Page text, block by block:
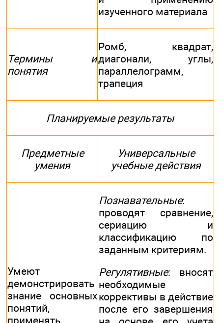
изученного материала
Термины и
понятия
Ромб, квадрат,
диагонали, углы,
параллелограмм,
трапеция
Планируемые результаты
Предметные
умения
Универсальные
учебные действия
Умеют
демонстрировать
знание основных
понятий,
применять
Познавательные:
проводят сравнение,
сериацию и
классификацию по
заданным критериям.
Регулятивные: вносят
необходимые
коррективы в действие
после его завершения